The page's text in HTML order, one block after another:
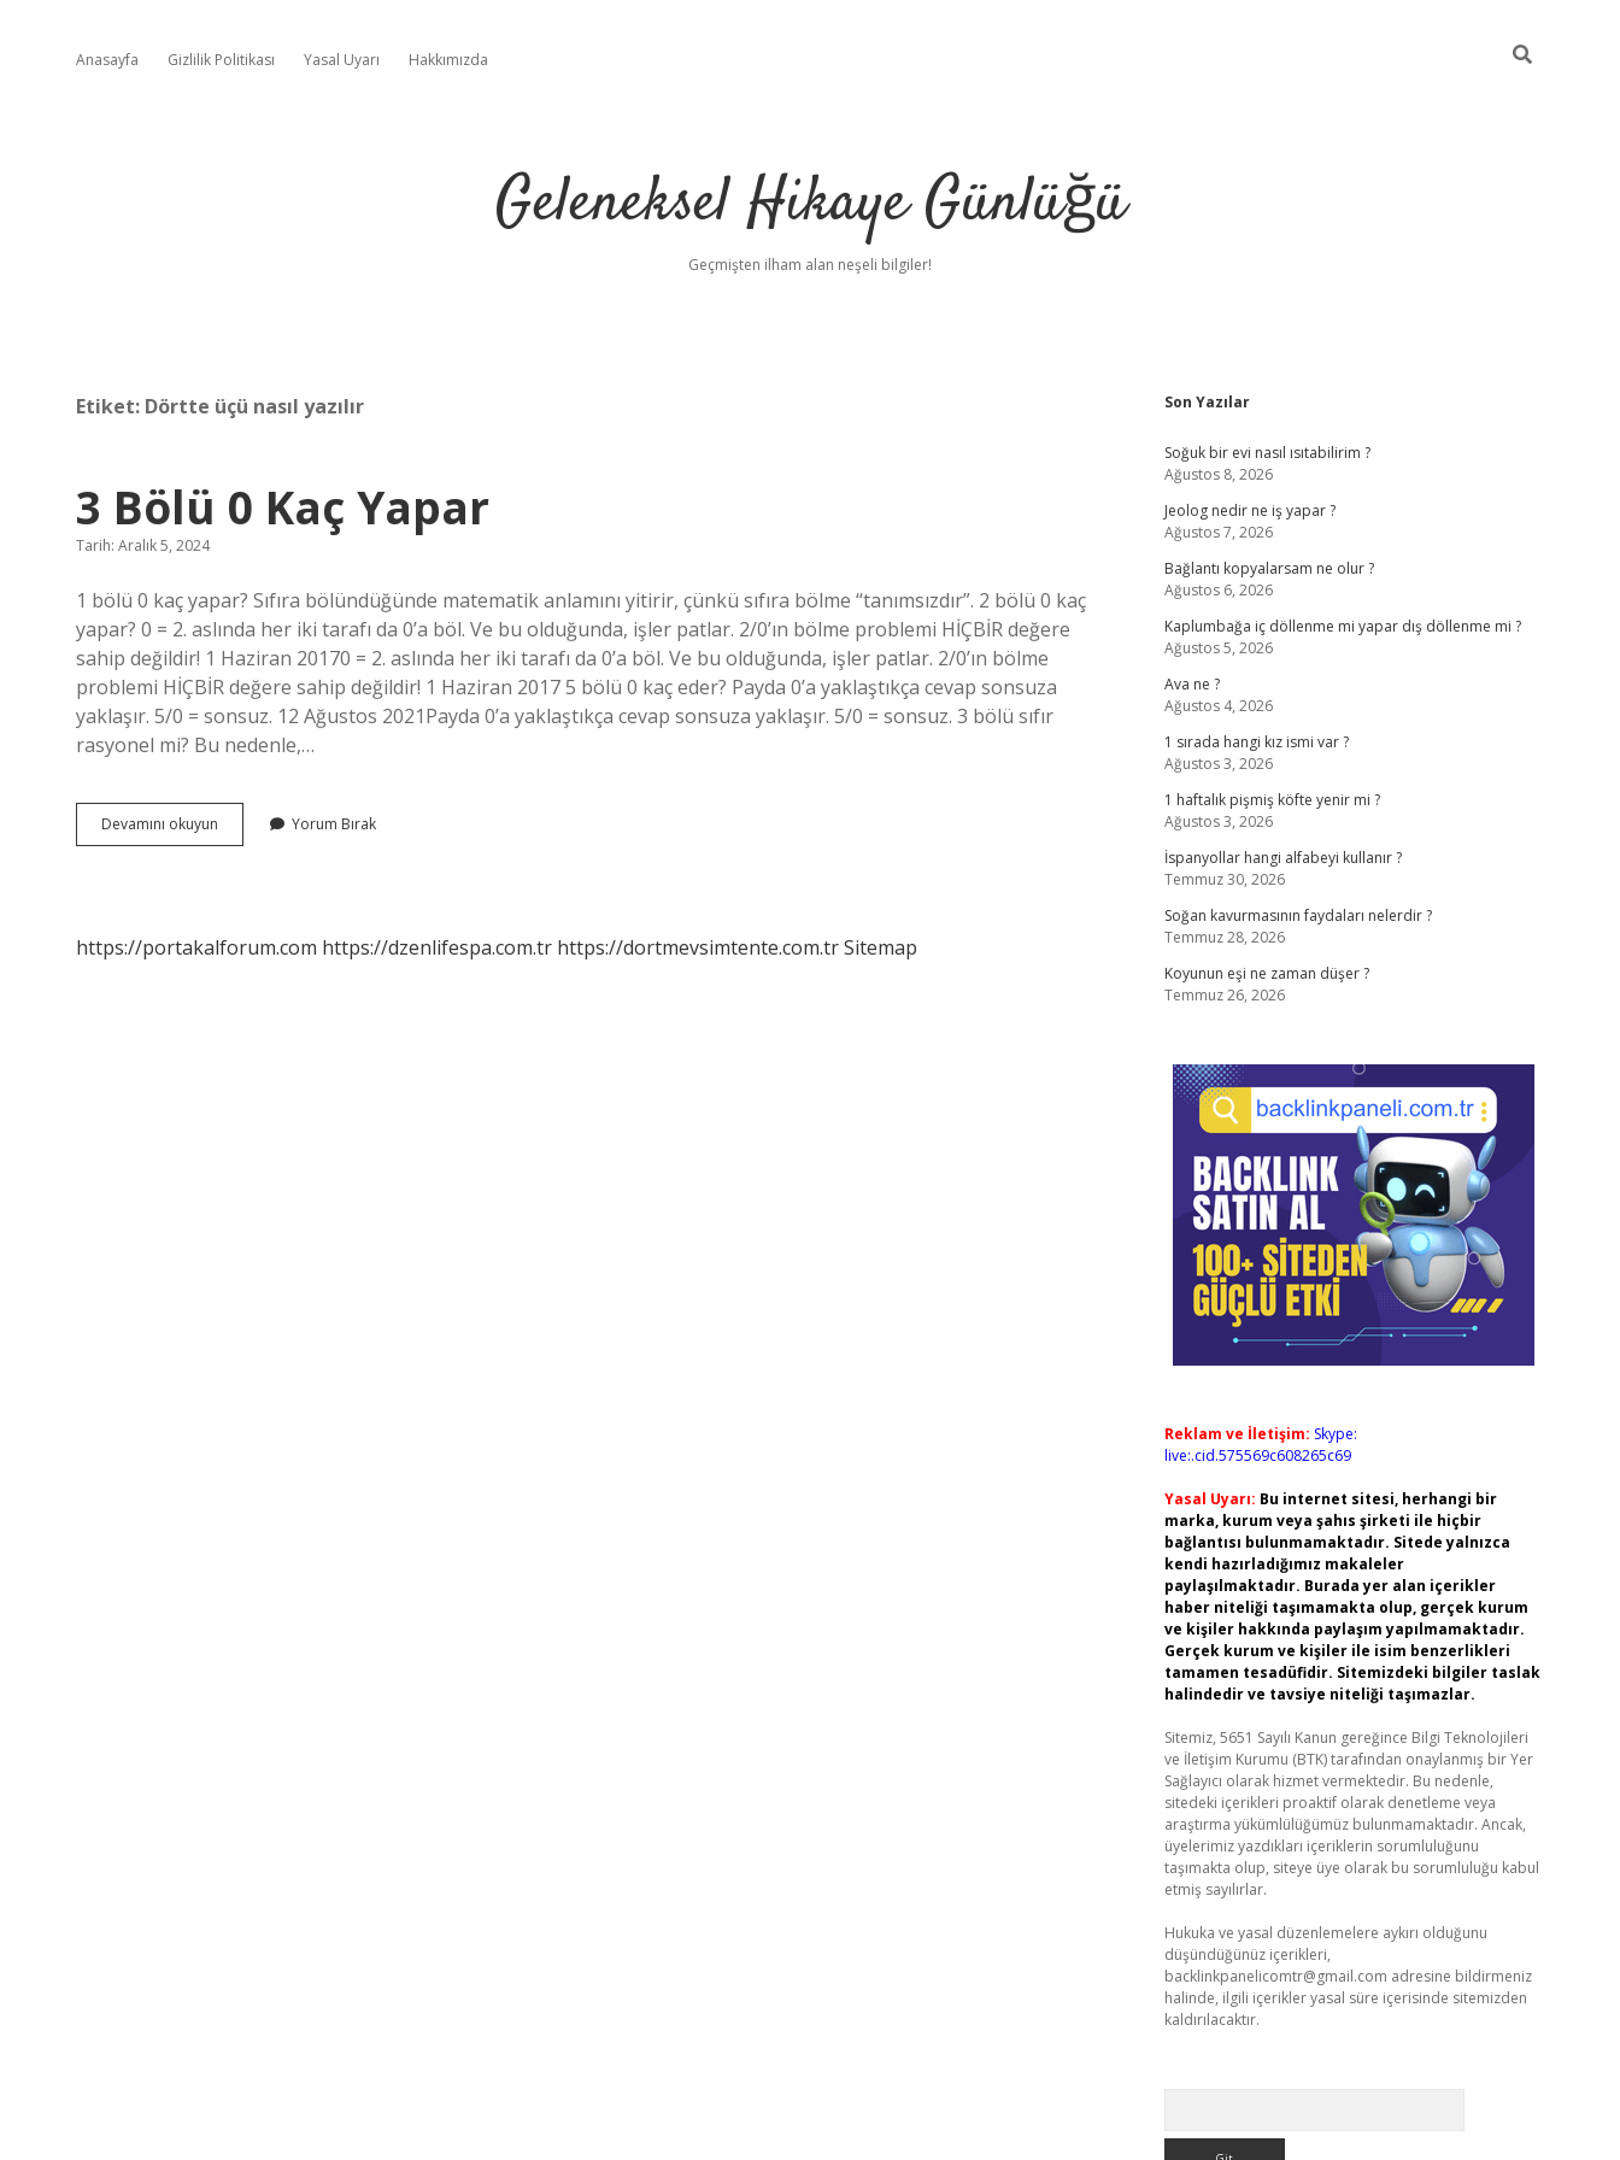
Anasayfa Gizlilik Politikası Yasal Uyarı Hakkımızda
Geleneksel Hikaye Günlüğü
Geçmişten ilham alan neşeli bilgiler!
Etiket: Dörtte üçü nasıl yazılır
3 Bölü 0 Kaç Yapar
Tarih: Aralık 5, 2024
1 bölü 0 kaç yapar? Sıfıra bölündüğünde matematik anlamını yitirir, çünkü sıfıra bölme “tanımsızdır”. 2 bölü 0 kaç
yapar? 0 = 2. aslında her iki tarafı da 0’a böl. Ve bu olduğunda, işler patlar. 2/0’ın bölme problemi HİÇBİR değere
sahip değildir! 1 Haziran 20170 = 2. aslında her iki tarafı da 0’a böl. Ve bu olduğunda, işler patlar. 2/0’ın bölme
problemi HİÇBİR değere sahip değildir! 1 Haziran 2017 5 bölü 0 kaç eder? Payda 0’a yaklaştıkça cevap sonsuza
yaklaşır. 5/0 = sonsuz. 12 Ağustos 2021Payda 0’a yaklaştıkça cevap sonsuza yaklaşır. 5/0 = sonsuz. 3 bölü sıfır
rasyonel mi? Bu nedenle,…
Devamını okuyun
Bölü
Yorum Bırak
https://portakalforum.com https://dzenlifespa.com.tr https://dortmevsimtente.com.trSitemap
Sidebar
Son Yazılar
Soğuk bir evi nasıl ısıtabilirim ?
Ağustos 8, 2026
Jeolog nedir ne iş yapar ?
Ağustos 7, 2026
Bağlantı kopyalarsam ne olur ?
Ağustos 6, 2026
Kaplumbağa iç döllenme mi yapar dış döllenme mi ?
Ağustos 5, 2026
Ava ne ?
Ağustos 4, 2026
1 sırada hangi kız ismi var ?
Ağustos 3, 2026
1 haftalık pişmiş köfte yenir mi ?
Ağustos 3, 2026
İspanyollar hangi alfabeyi kullanır ?
Temmuz 30, 2026
Soğan kavurmasının faydaları nelerdir ?
Temmuz 28, 2026
Koyunun eşi ne zaman düşer ?
Temmuz 26, 2026
Reklam ve İletişim: Skype:
live:.cid.575569c608265c69
Yasal Uyarı: Bu internet sitesi, herhangi bir
marka, kurum veya şahıs şirketi ile hiçbir
bağlantısı bulunmamaktadır. Sitede yalnızca
kendi hazırladığımız makaleler
paylaşılmaktadır. Burada yer alan içerikler
haber niteliği taşımamakta olup, gerçek kurum
ve kişiler hakkında paylaşım yapılmamaktadır.
Gerçek kurum ve kişiler ile isim benzerlikleri
tamamen tesadüfidir. Sitemizdeki bilgiler taslak
halindedir ve tavsiye niteliği taşımazlar.
Sitemiz, 5651 Sayılı Kanun gereğince Bilgi Teknolojileri
ve İletişim Kurumu (BTK) tarafından onaylanmış bir Yer
Sağlayıcı olarak hizmet vermektedir. Bu nedenle,
sitedeki içerikleri proaktif olarak denetleme veya
araştırma yükümlülüğümüz bulunmamaktadır. Ancak,
üyelerimiz yazdıkları içeriklerin sorumluluğunu
taşımakta olup, siteye üye olarak bu sorumluluğu kabul
etmiş sayılırlar.
Hukuka ve yasal düzenlemelere aykırı olduğunu
düşündüğünüz içerikleri,
backlinkpanelicomtr@gmail.com adresine bildirmeniz
halinde, ilgili içerikler yasal süre içerisinde sitemizden
kaldırılacaktır.